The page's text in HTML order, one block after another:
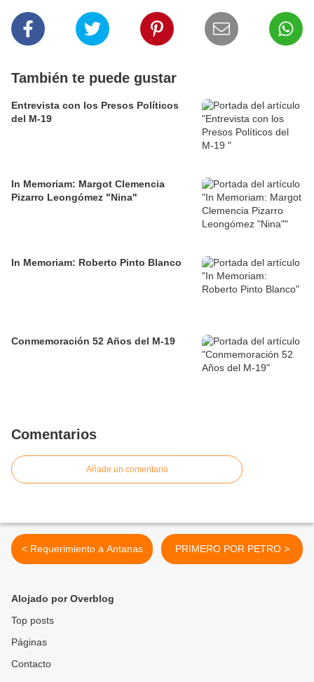
También te puede gustar
Entrevista con los Presos Políticos
del M-19
In Memoriam: Margot Clemencia
Pizarro Leongómez "Nina"
In Memoriam: Roberto Pinto Blanco
Conmemoración 52 Años del M-19
Comentarios
Añade un comentario
< Requerimiento a Antanas PRIMERO POR PETRO >
Alojado por Overblog
Top posts
Páginas
Contacto